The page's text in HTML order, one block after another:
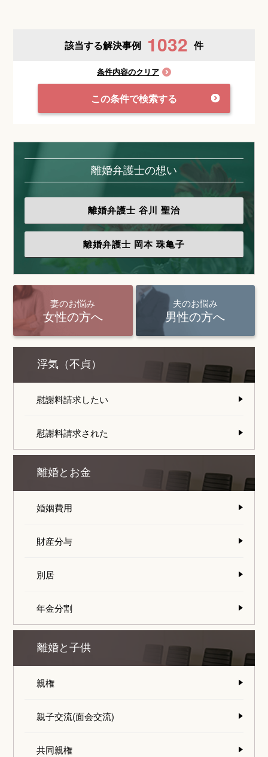
該当する解決事例 1032 件
条件内容のクリア
この条件で検索する
離婚弁護士の想い
離婚弁護士 谷川 聖治
離婚弁護士 岡本 珠亀子
妻のお悩み
女性の方へ
夫のお悩み
男性の方へ
浮気（不貞）
慰謝料請求したい
慰謝料請求された
離婚とお金
婚姻費用
財産分与
別居
年金分割
離婚と子供
親権
親子交流(面会交流)
共同親権